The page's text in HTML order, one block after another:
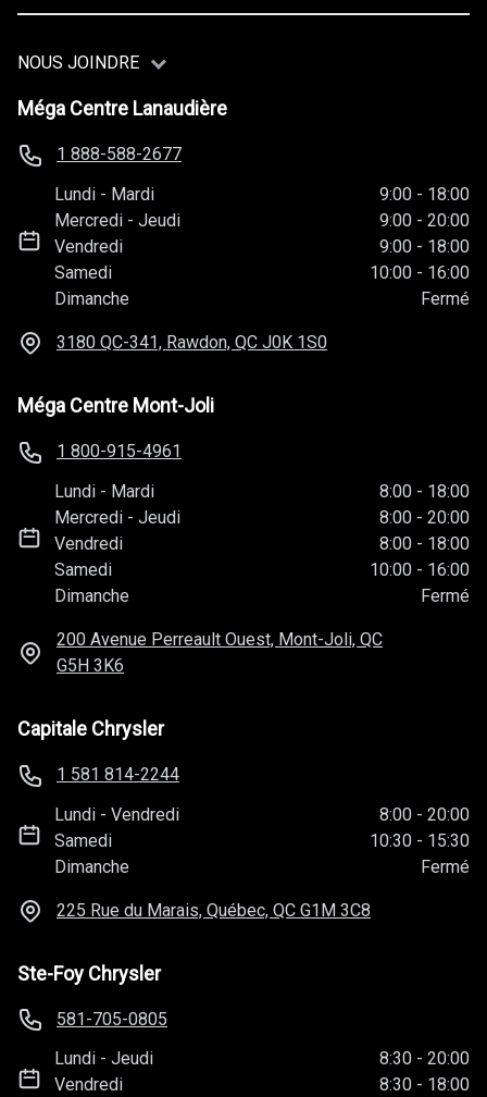
NOUS JOINDRE
Méga Centre Lanaudière
1 888-588-2677
Lundi - Mardi 9:00 - 18:00
Mercredi -Jeudi 9:00 - 20:00
Vendredi
9:00 - 18:00
Samedi
10:00 - 16:00
Dimanche
Fermé
3180 QC-341, Rawdon, QC J0K 1S0
Méga Centre Mont-Joli
1 800-915-4961
Lundi - Mardi 8:00 - 18:00
Mercredi -Jeudi 8:00 - 20:00
Vendredi
8:00 - 18:00
Samedi
10:00 - 16:00
Dimanche
Fermé
200 Avenue Perreault Ouest, Mont-Joli, QC
G5H 3K6
Capitale Chrysler
1 581 814-2244
Lundi -Vendredi 8:00 - 20:00
Samedi
10:30 - 15:30
Dimanche
Fermé
225 Rue du Marais, Québec, QC G1M 3C8
Ste-Foy Chrysler
581-705-0805
Lundi -Jeudi 8:30 - 20:00
Vendredi
8:30 - 18:00